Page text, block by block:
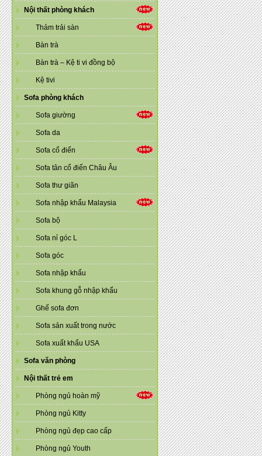
Nội thất phòng khách
Thảm trải sàn
Bàn trà
Bàn trà – Kệ ti vi đồng bộ
Kệ tivi
Sofa phòng khách
Sofa giường
Sofa da
Sofa cổ điển
Sofa tân cổ điển Châu Âu
Sofa thư giãn
Sofa nhập khẩu Malaysia
Sofa bộ
Sofa nỉ góc L
Sofa góc
Sofa nhập khẩu
Sofa khung gỗ nhập khẩu
Ghế sofa đơn
Sofa sản xuất trong nước
Sofa xuất khẩu USA
Sofa văn phòng
Nội thất trẻ em
Phòng ngủ hoàn mỹ
Phòng ngủ Kitty
Phòng ngủ đẹp cao cấp
Phòng ngủ Youth